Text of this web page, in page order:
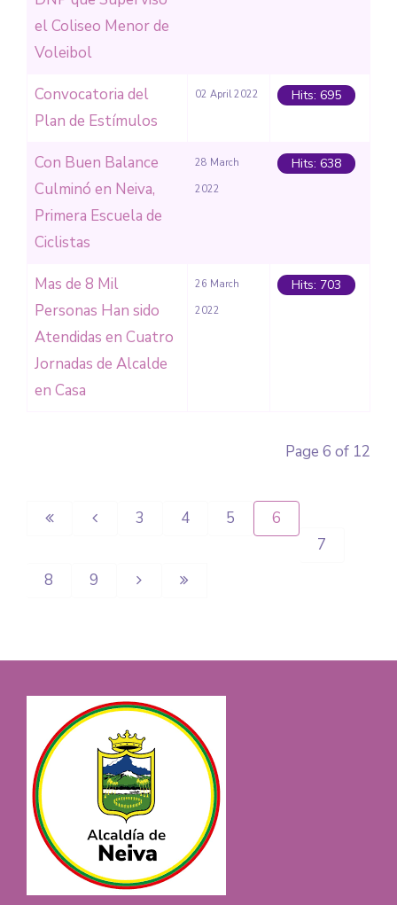
el Coliseo Menor de
Voleibol
Convocatoria del
Plan de Estímulos
02 April 2022 Hits: 695
Con Buen Balance
Culminó en Neiva,
Primera Escuela de
Ciclistas
28 March
2022
Hits: 638
Mas de 8 Mil
Personas Han sido
Atendidas en Cuatro
Jornadas de Alcalde
en Casa
26 March
2022
Hits: 703
Page 6 of 12
3 4 5
6
7
8
9